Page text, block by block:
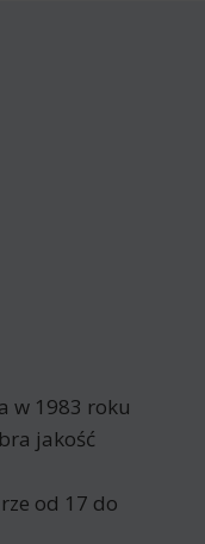
w 1983 roku
jakość
od 17 do